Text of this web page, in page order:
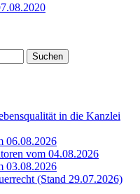
in die Kanzlei
06.08.2026
vom 04.08.2026
03.08.2026
(Stand 29.07.2026)